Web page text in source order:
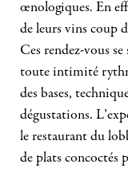
œnologiques. En
de leurs vins coup
Ces rendez-vous
toute intimité
des bases,
dégustations.
le restaurant du
de plats concoctés